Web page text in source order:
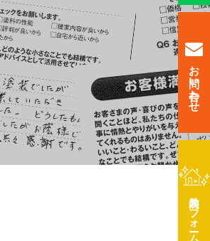
お問い合わせ
リフォーム